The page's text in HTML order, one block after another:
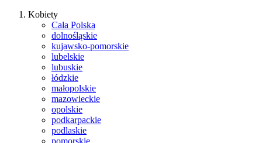
Kobiety
Cała Polska
dolnośląskie
kujawsko-pomorskie
lubelskie
lubuskie
łódzkie
małopolskie
mazowieckie
opolskie
podkarpackie
podlaskie
pomorskie